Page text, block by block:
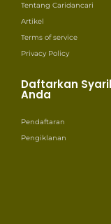
Tentang Caridancari
Artikel
Terms of service
Privacy Policy
Daftarkan
Anda
Pendaftaran
Pengiklanan